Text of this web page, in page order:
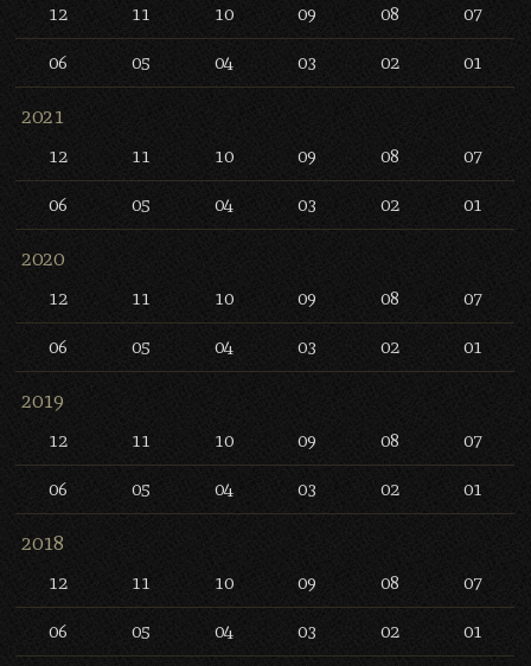
12 11 10 09 08 07
06 05 04 03 02 01
2021
12 11 10 09 08 07
06 05 04 03 02 01
2020
12 11 10 09 08 07
06 05 04 03 02 01
2019
12 11 10 09 08 07
06 05 04 03 02 01
2018
12 11 10 09 08 07
06 05 04 03 02 01